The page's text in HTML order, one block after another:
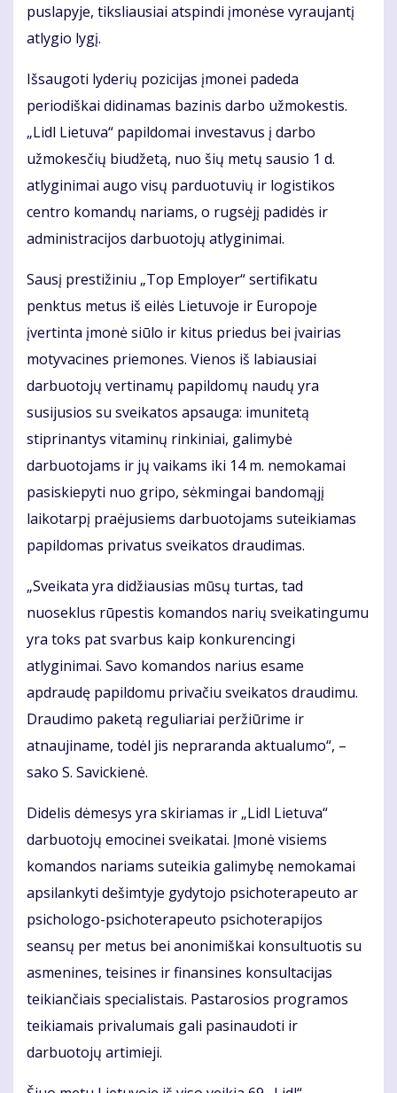
puslapyje, tiksliausiai atspindi įmonėse vyraujantį
atlygio lygį.
Išsaugoti lyderių pozicijas įmonei padeda
periodiškai didinamas bazinis darbo užmokestis.
„Lidl Lietuva“ papildomai investavus į darbo
užmokesčių biudžetą, nuo šių metų sausio 1 d.
atlyginimai augo visų parduotuvių ir logistikos
centro komandų nariams, o rugsėjį padidės ir
administracijos darbuotojų atlyginimai.
Sausį prestižiniu „Top Employer“ sertifikatu
penktus metus iš eilės Lietuvoje ir Europoje
įvertinta įmonė siūlo ir kitus priedus bei įvairias
motyvacines priemones. Vienos iš labiausiai
darbuotojų vertinamų papildomų naudų yra
susijusios su sveikatos apsauga: imunitetą
stiprinantys vitaminų rinkiniai, galimybė
darbuotojams ir jų vaikams iki 14 m. nemokamai
pasiskiepyti nuo gripo, sėkmingai bandomąjį
laikotarpį praėjusiems darbuotojams suteikiamas
papildomas privatus sveikatos draudimas.
„Sveikata yra didžiausias mūsų turtas, tad
nuoseklus rūpestis komandos narių sveikatingumu
yra toks pat svarbus kaip konkurencingi
atlyginimai. Savo komandos narius esame
apdraudę papildomu privačiu sveikatos draudimu.
Draudimo paketą reguliariai peržiūrime ir
atnaujiname, todėl jis nepraranda aktualumo“, –
sako S. Savickienė.
Didelis dėmesys yra skiriamas ir „Lidl Lietuva“
darbuotojų emocinei sveikatai. Įmonė visiems
komandos nariams suteikia galimybę nemokamai
apsilankyti dešimtyje gydytojo psichoterapeuto ar
psichologo-psichoterapeuto psichoterapijos
seansų per metus bei anonimiškai konsultuotis su
asmenines, teisines ir finansines konsultacijas
teikiančiais specialistais. Pastarosios programos
teikiamais privalumais gali pasinaudoti ir
darbuotojų artimieji.